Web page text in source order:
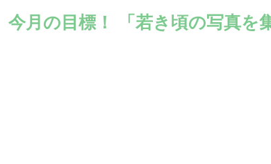
今月の目標！ 「若き頃の写真を